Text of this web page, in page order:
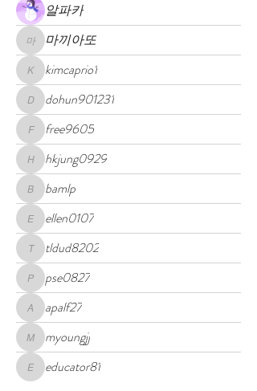
알파카
마끼아또
마끼아또
kimcaprio1
kimcaprio1
dohun901231
dohun901231
free9605
free9605
hkjung0929
hkjung0929
bamlpbamlp
ellen0107
ellen0107
tldud8202
tldud8202
pse0827
pse0827
apalf27apalf27
myoungjjmyoungjj
educator81
educator81